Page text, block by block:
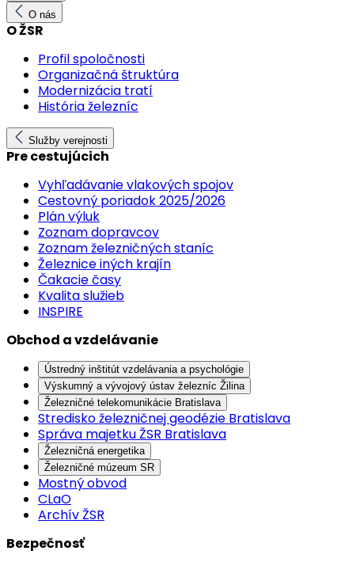
O nás
O ŽSR
Profil spoločnosti
Organizačná štruktúra
Modernizácia tratí
História železníc
Služby verejnosti
Pre cestujúcich
Vyhľadávanie vlakových spojov
Cestovný poriadok 2025/2026
Plán výluk
Zoznam dopravcov
Zoznam železničných staníc
Železnice iných krajín
Čakacie časy
Kvalita služieb
INSPIRE
Obchod a vzdelávanie
Ústredný inštitút vzdelávania a psychológie
Výskumný a vývojový ústav železníc Žilina
Železničné telekomunikácie Bratislava
Stredisko železničnej geodézie Bratislava
Správa majetku ŽSR Bratislava
Železničná energetika
Železničné múzeum SR
Mostný obvod
CLaO
Archív ŽSR
Bezpečnosť